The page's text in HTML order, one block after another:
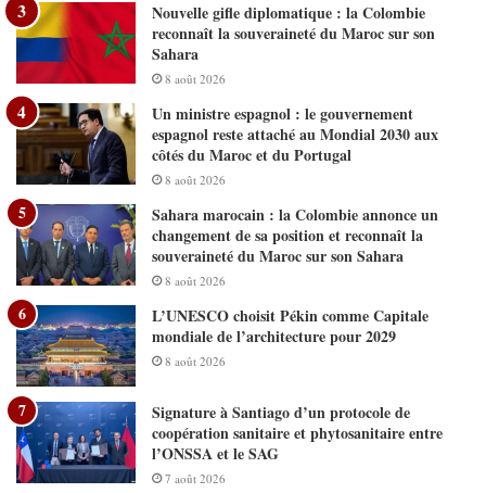
Nouvelle gifle diplomatique : la Colombie
reconnaît la souveraineté du Maroc sur son
Sahara
8 août 2026
Un ministre espagnol : le gouvernement
espagnol reste attaché au Mondial 2030 aux
côtés du Maroc et du Portugal
8 août 2026
Sahara marocain : la Colombie annonce un
changement de sa position et reconnaît la
souveraineté du Maroc sur son Sahara
8 août 2026
L’UNESCO choisit Pékin comme Capitale
mondiale de l’architecture pour 2029
8 août 2026
Signature à Santiago d’un protocole de
coopération sanitaire et phytosanitaire entre
l’ONSSA et le SAG
7 août 2026